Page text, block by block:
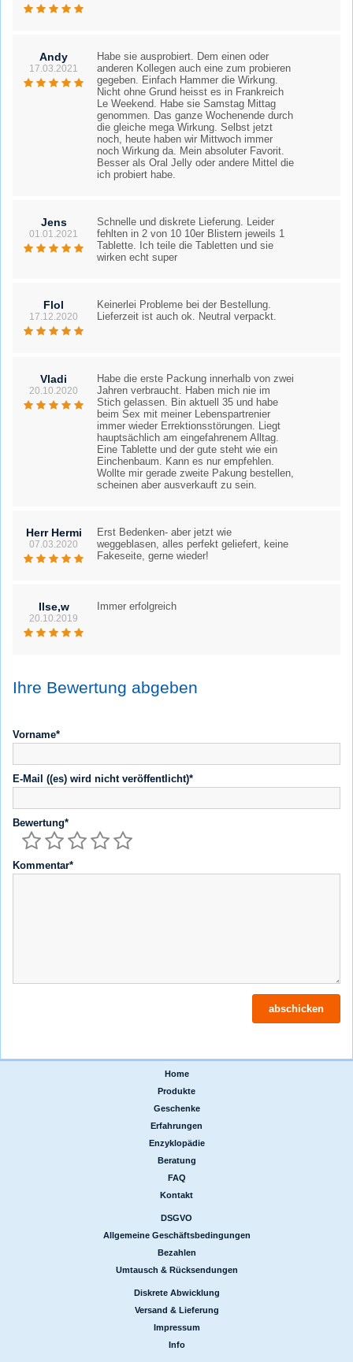
Andy
17.03.2021
Habe sie ausprobiert. Dem einen oder
anderen Kollegen auch eine zum probieren
gegeben. Einfach Hammer die Wirkung.
Nicht ohne Grund heisst es in Frankreich
Le Weekend. Habe sie Samstag Mittag
genommen. Das ganze Wochenende durch
die gleiche mega Wirkung. Selbst jetzt
noch, heute haben wir Mittwoch immer
noch Wirkung da. Mein absoluter Favorit.
Besser als Oral Jelly oder andere Mittel die
ich probiert habe.
Jens
01.01.2021
Schnelle und diskrete Lieferung. Leider
fehlten in 2 von 10 10er Blistern jeweils 1
Tablette. Ich teile die Tabletten und sie
wirken echt super
Flol
17.12.2020
Keinerlei Probleme bei der Bestellung.
Lieferzeit ist auch ok. Neutral verpackt.
Vladi
20.10.2020
Habe die erste Packung innerhalb von zwei
Jahren verbraucht. Haben mich nie im
Stich gelassen. Bin aktuell 35 und habe
beim Sex mit meiner Lebenspartrenier
immer wieder Errektionsstörungen. Liegt
hauptsächlich am eingefahrenem Alltag.
Eine Tablette und der gute steht wie ein
Einchenbaum. Kann es nur empfehlen.
Wollte mir gerade zweite Pakung bestellen,
scheinen aber ausverkauft zu sein.
Herr Hermi
07.03.2020
Erst Bedenken- aber jetzt wie
weggeblasen, alles perfekt geliefert, keine
Fakeseite, gerne wieder!
Ilse,w
20.10.2019
Immer erfolgreich
Ihre Bewertung abgeben
Vorname*
E-Mail ((es) wird nicht veröffentlicht)*
Bewertung*
Kommentar*
Home
Produkte
Geschenke
Erfahrungen
Enzyklopädie
Beratung
FAQ
Kontakt
DSGVO
Allgemeine Geschäftsbedingungen
Bezahlen
Umtausch & Rücksendungen
Diskrete Abwicklung
Versand & Lieferung
Impressum
Info